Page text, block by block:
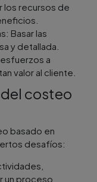
los recursos de
Basar las
y detallada.
a
valor al cliente.
costeo
basado en
desafíos:
un proceso